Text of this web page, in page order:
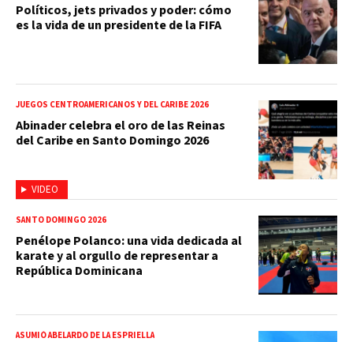
Políticos, jets privados y poder: cómo
es la vida de un presidente de la FIFA
VIDEO
JUEGOS CENTROAMERICANOS Y DEL CARIBE 2026
Abinader celebra el oro de las Reinas
del Caribe en Santo Domingo 2026
SANTO DOMINGO 2026
Penélope Polanco: una vida dedicada al
karate y al orgullo de representar a
República Dominicana
ASUMIÓ ABELARDO DE LA ESPRIELLA